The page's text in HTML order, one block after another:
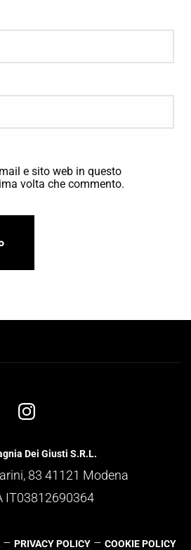
e sito web in questo
volta che commento.
Dei Giusti S.R.L.
83 41121 Modena
IT03812690364
– PRIVACY POLICY – COOKIE POLICY